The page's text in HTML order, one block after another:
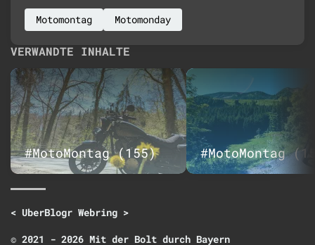
Motomontag Motomonday
VERWANDTE INHALTE
#MotoMontag (155) #MotoMontag
< UberBlogr Webring >
© 2021 - 2026 Mit der Bolt durch Bayern